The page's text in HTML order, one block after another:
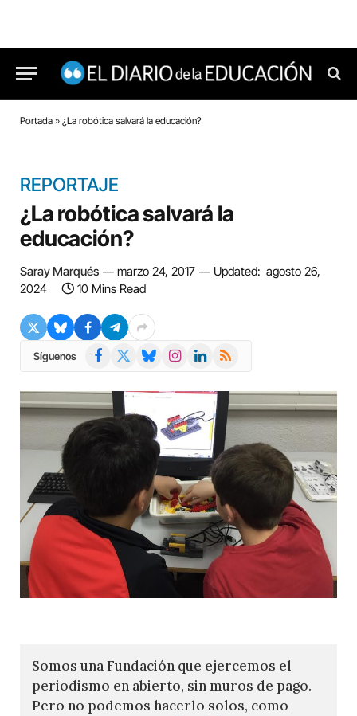
Portada » ¿La robótica salvará la educación?
REPORTAJE
¿La robótica salvará la
educación?
Saray Marqués marzo 24, 2017 Updated: agosto 26,
2024
10 Mins Read
Síguenos Facebook BlueskyInstagramLinkedIn
RSS
Somos una Fundación que ejercemos el
periodismo en abierto, sin muros de pago.
Pero no podemos hacerlo solos, como